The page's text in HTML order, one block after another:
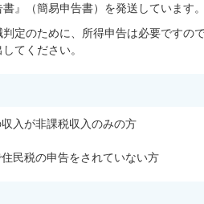
』（簡易申告書）を発送しています。
定のために、所得申告は必要ですの
てください。
入が非課税収入のみの方
民税の申告をされていない方